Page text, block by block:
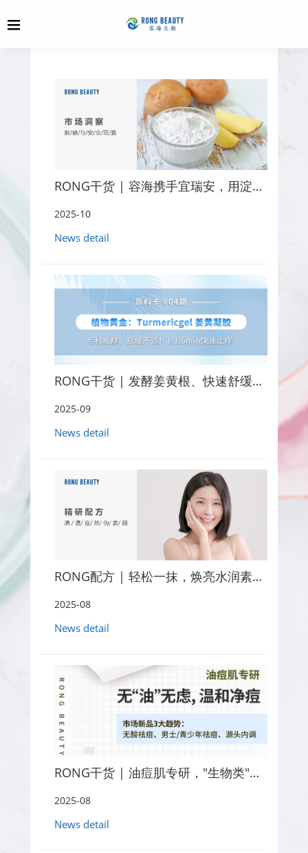
RONG干货 | 容海携手宜瑞安，用淀粉解锁配方新可能
2025-10
News detail
RONG干货 | 发酵姜黄根、快速舒缓止痒
2025-09
News detail
RONG配方 | 轻松一抹，焕亮水润素颜！
2025-08
News detail
RONG干货 | 油痘肌专研，"生物类"成分汇总
2025-08
News detail